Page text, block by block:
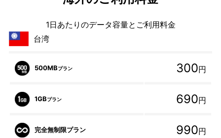
1日あたりのデータ容量とご利用料金
台湾
500MBプラン 300円
1GBプラン 690円
完全無制限プラン 990円